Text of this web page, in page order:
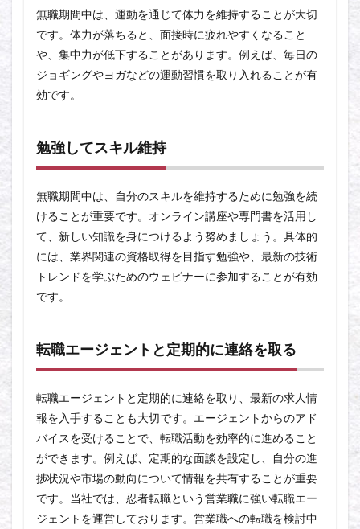
無職期間中は、運動を通じて体力を維持することが大切
です。体力が落ちると、面接時に疲れやすくなること
や、集中力が低下することがあります。例えば、毎日の
ジョギングやヨガなどの運動習慣を取り入れることが有
効です。
勉強してスキル維持
無職期間中は、自分のスキルを維持するために勉強を続
けることが重要です。オンライン講座や専門書を活用し
て、新しい知識を身につけるよう努めましょう。具体的
には、業界関連の資格取得を目指す勉強や、最新の技術
トレンドを学ぶためのウェビナーに参加することが有効
です。
転職エージェントと定期的に連絡を取る
転職エージェントと定期的に連絡を取り、最新の求人情
報を入手することも大切です。エージェントからのアド
バイスを受けることで、転職活動を効率的に進めること
ができます。例えば、定期的な面談を設定し、自分の進
捗状況や市場の動向について情報を共有することが重要
です。当社では、忍者転職という営業職に強い転職エー
ジェントを運営しております。営業職への転職を検討中